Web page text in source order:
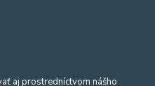
aj prostredníctvom nášho